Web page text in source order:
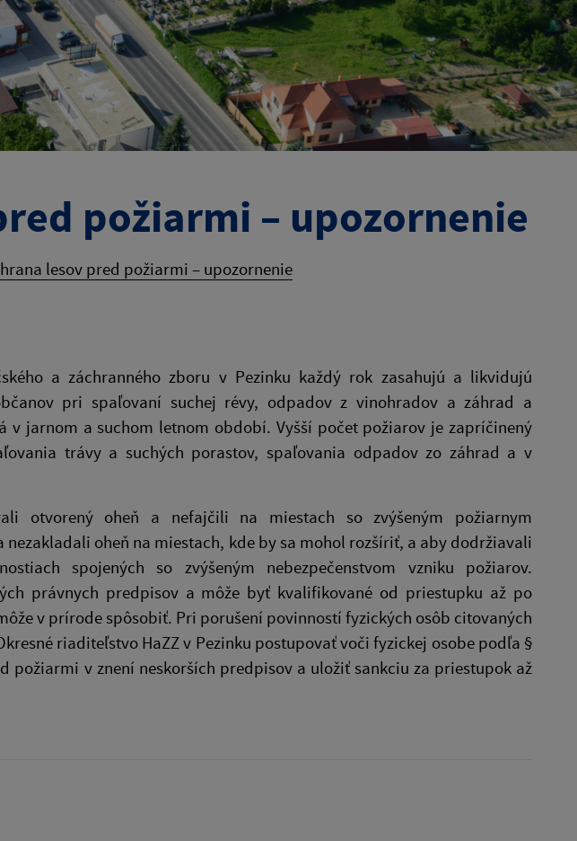
požiarmi – upozornenie
lesov pred požiarmi – upozornenie
a záchranného zboru v Pezinku každý rok zasahujú a likvidujú
pri spaľovaní suchej révy, odpadov z vinohradov a záhrad a
v jarnom a suchom letnom období. Vyšší počet požiarov je zapríčinený
trávy a suchých porastov, spaľovania odpadov zo záhrad a v
otvorený oheň a nefajčili na miestach so zvýšeným požiarnym
oheň na miestach, kde by sa mohol rozšíriť, a aby dodržiavali
spojených so zvýšeným nebezpečenstvom vzniku požiarov.
právnych predpisov a môže byť kvalifikované od priestupku až po
v prírode spôsobiť. Pri porušení povinností fyzických osôb citovaných
riaditeľstvo HaZZ v Pezinku postupovať voči fyzickej osobe podľa §
požiarmi v znení neskorších predpisov a uložiť sankciu za priestupok až